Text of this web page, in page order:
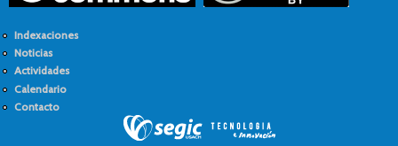
Indexaciones
Noticias
Actividades
Calendario
Contacto